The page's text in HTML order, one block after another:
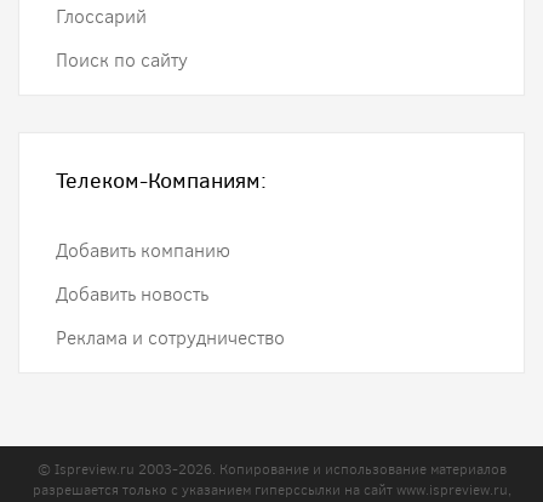
Глоссарий
Поиск по сайту
Телеком-Компаниям:
Добавить компанию
Добавить новость
Реклама и сотрудничество
© Ispreview.ru 2003-2026. Копирование и использование материалов
разрешается только с указанием гиперссылки на сайтwww.ispreview.ru,